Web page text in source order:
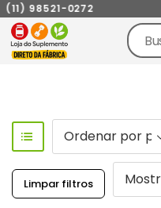
98521-0272
Limpar filtros